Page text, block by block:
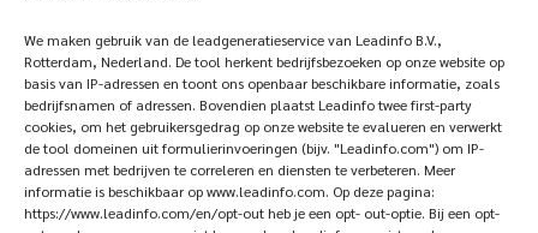
We maken gebruik van de leadgeneratieservice van Leadinfo B.V.,
Rotterdam, Nederland. De tool herkent bedrijfsbezoeken op onze website op
basis van IP-adressen en toont ons openbaar beschikbare informatie, zoals
bedrijfsnamen of adressen. Bovendien plaatst Leadinfo twee first-party
cookies, om het gebruikersgedrag op onze website te evalueren en verwerkt
de tool domeinen uit formulierinvoeringen (bijv. "Leadinfo.com") om IP-
adressen met bedrijven te correleren en diensten te verbeteren. Meer
informatie is beschikbaar op www.leadinfo.com. Op deze pagina:
https://www.leadinfo.com/en/opt-out heb je een opt- out-optie. Bij een opt-
References
Veelgestelde vragen
Follow Us Subscribe now!